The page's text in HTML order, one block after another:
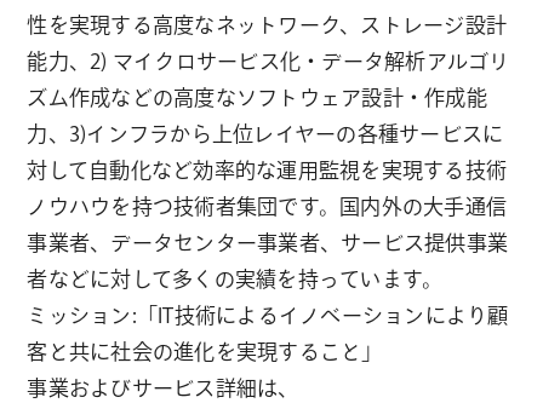
性を実現する高度なネットワーク、ストレージ設計
能力、2) マイクロサービス化・データ解析アルゴリ
ズム作成などの高度なソフトウェア設計・作成能
力、3)インフラから上位レイヤーの各種サービスに
対して自動化など効率的な運用監視を実現する技術
ノウハウを持つ技術者集団です。国内外の大手通信
事業者、データセンター事業者、サービス提供事業
者などに対して多くの実績を持っています。
ミッション:「IT技術によるイノベーションにより顧
客と共に社会の進化を実現すること」
事業およびサービス詳細は、